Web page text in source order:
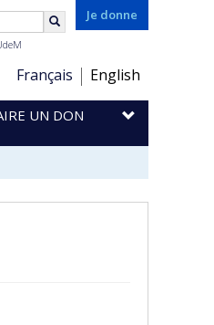
Je donne
Choix
de
la
langue
Français English
UN DON